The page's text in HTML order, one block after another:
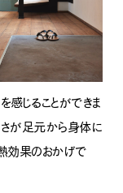
感じることができま
さが足元から身体に
効果のおかげで